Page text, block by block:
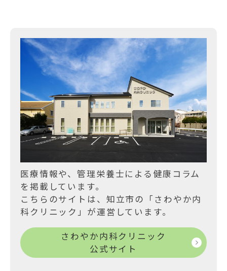
ョ
医療情報や、管理栄養士による健康コラム
を掲載しています。
こちらのサイトは、知立市の「さわやか内
科クリニック」が運営しています。
さわやか内科クリニック
公式サイト